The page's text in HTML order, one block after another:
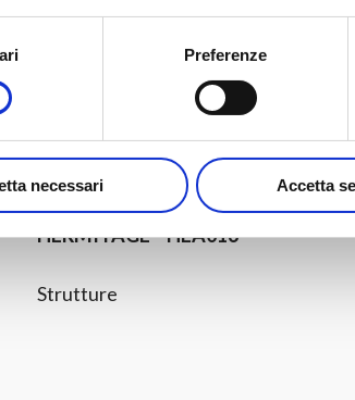
Preferenze
necessari Accetta
Richiedi
Informazioni
Vedi Prodotto
HERMITAGE – HEA016
Strutture